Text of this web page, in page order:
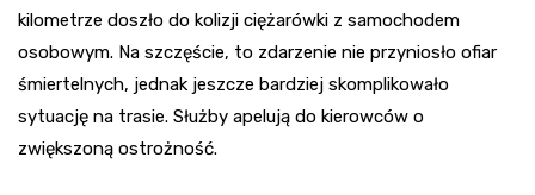
kilometrze doszło do kolizji ciężarówki z samochodem
osobowym. Na szczęście, to zdarzenie nie przyniosło ofiar
śmiertelnych, jednak jeszcze bardziej skomplikowało
sytuację na trasie. Służby apelują do kierowców o
zwiększoną ostrożność.